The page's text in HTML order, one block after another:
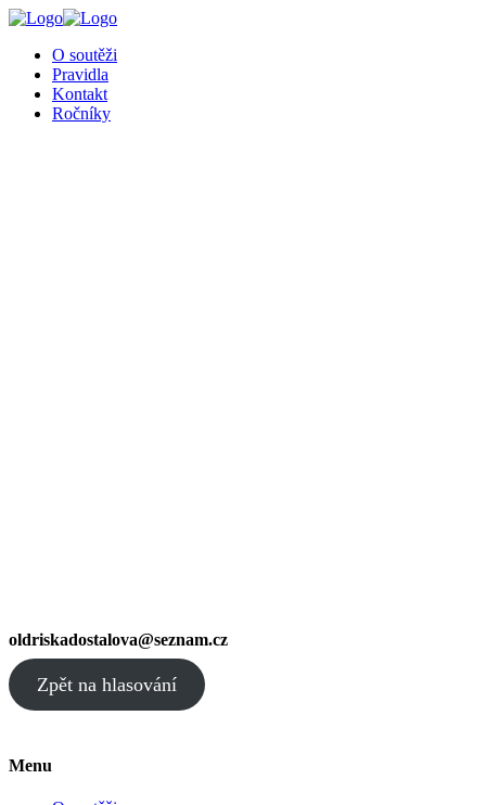
O soutěži
Pravidla
Kontakt
Ročníky
oldriskadostalova@seznam.cz
Zpět na hlasování
Menu